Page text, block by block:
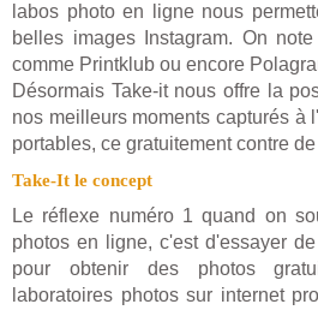
labos photo en ligne nous
belles images Instagram. On
comme Printklub ou encore
Désormais Take-it nous offre la
nos meilleurs moments capturés à
portables, ce gratuitement contre
Take-It le concept
Le réflexe numéro 1 quand on
photos en ligne, c'est d'essayer
pour obtenir des photos
laboratoires photos sur internet